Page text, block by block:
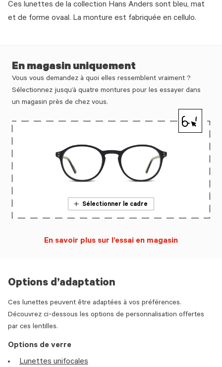
Ces lunettes de la collection Hans Anders sont bleu, mat
et de forme ovaal. La monture est fabriquée en cellulo.
Options d’adaptation
Ces lunettes peuvent être adaptées à vos préférences.
Découvrez ci-dessous les options de personnalisation offertes
par ces lentilles.
Options de verre
Lunettes unifocales
En magasin uniquement
Vous vous demandez à quoi elles ressemblent vraiment ?
Sélectionnez jusqu’à quatre montures pour les essayer dans
un magasin près de chez vous.
Sélectionner le cadre
En savoir plus sur l’essai en magasin